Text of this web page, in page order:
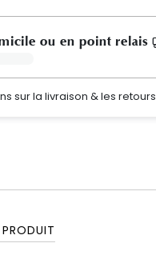
ou en point relais
sur la livraison & les retours